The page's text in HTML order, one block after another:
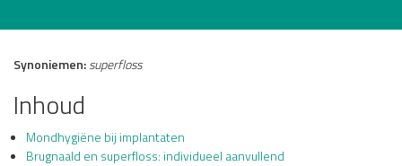
Synoniemen:superfloss
Inhoud
Mondhygiëne bij implantaten
Brugnaald en superfloss: individueel aanvullend